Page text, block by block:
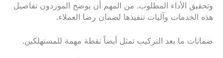
وتحقيق الأداء المطلوب. من المهم أن يوضح الموردون تفاصيل
هذه الخدمات وآليات تنفيذها لضمان رضا العملاء.
ضمانات ما بعد التركيب تمثل أيضاً نقطة مهمة للمستهلكين.